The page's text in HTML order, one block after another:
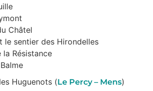
Châtel
le sentier des Hirondelles
la Résistance
Huguenots (Le Percy – Mens)